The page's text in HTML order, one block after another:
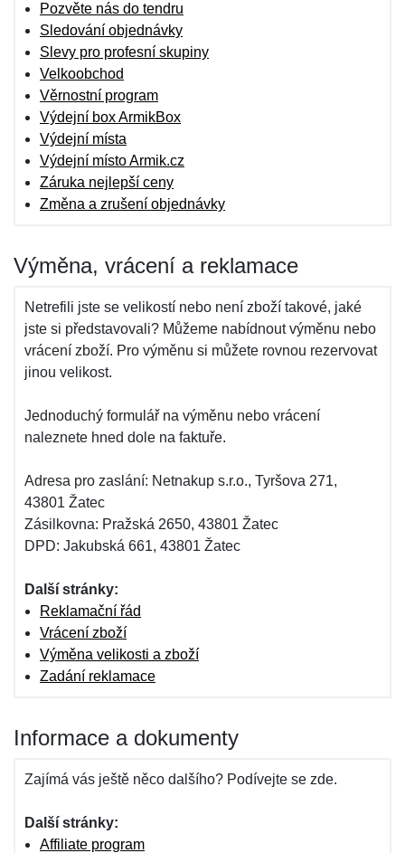
Pozvěte nás do tendru
Sledování objednávky
Slevy pro profesní skupiny
Velkoobchod
Věrnostní program
Výdejní box ArmikBox
Výdejní místa
Výdejní místo Armik.cz
Záruka nejlepší ceny
Změna a zrušení objednávky
Výměna, vrácení a reklamace
Netrefili jste se velikostí nebo není zboží takové, jaké
jste si představovali? Můžeme nabídnout výměnu nebo
vrácení zboží. Pro výměnu si můžete rovnou rezervovat
jinou velikost.
Jednoduchý formulář na výměnu nebo vrácení
naleznete hned dole na faktuře.
Adresa pro zaslání: Netnakup s.r.o., Tyršova 271,
43801 Žatec
Zásilkovna: Pražská 2650, 43801 Žatec
DPD: Jakubská 661, 43801 Žatec
Další stránky:
Reklamační řád
Vrácení zboží
Výměna velikosti a zboží
Zadání reklamace
Informace a dokumenty
Zajímá vás ještě něco dalšího? Podívejte se zde.
Další stránky:
Affiliate program